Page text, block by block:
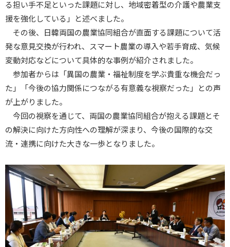
る担い手不足といった課題に対し、地域密着型の介護や農業支
援を強化している」と述べました。
その後、日韓両国の農業協同組合が直面する課題について活
発な意見交換が行われ、スマート農業の導入や若手育成、気候
変動対応などについて具体的な事例が紹介されました。
参加者からは「異国の農業・福祉制度を学ぶ貴重な機会だっ
た」「今後の協力関係につながる有意義な視察だった」との声
が上がりました。
今回の視察を通じて、両国の農業協同組合が抱える課題とそ
の解決に向けた方向性への理解が深まり、今後の国際的な交
流・連携に向けた大きな一歩となりました。